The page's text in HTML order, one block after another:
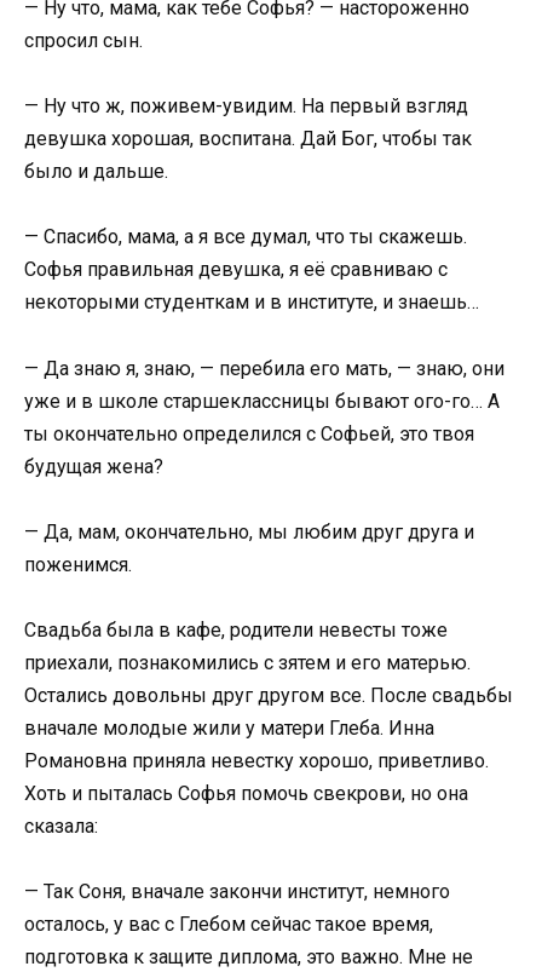
— Ну что, мама, как тебе Софья? — настороженно
спросил сын.
— Ну что ж, поживем-увидим. На первый взгляд
девушка хорошая, воспитана. Дай Бог, чтобы так
было и дальше.
— Спасибо, мама, а я все думал, что ты скажешь.
Софья правильная девушка, я её сравниваю с
некоторыми студенткам и в институте, и знаешь…
— Да знаю я, знаю, — перебила его мать, — знаю, они
уже и в школе старшеклассницы бывают ого-го… А
ты окончательно определился с Софьей, это твоя
будущая жена?
— Да, мам, окончательно, мы любим друг друга и
поженимся.
Свадьба была в кафе, родители невесты тоже
приехали, познакомились с зятем и его матерью.
Остались довольны друг другом все. После свадьбы
вначале молодые жили у матери Глеба. Инна
Романовна приняла невестку хорошо, приветливо.
Хоть и пыталась Софья помочь свекрови, но она
сказала:
— Так Соня, вначале закончи институт, немного
осталось, у вас с Глебом сейчас такое время,
подготовка к защите диплома, это важно. Мне не